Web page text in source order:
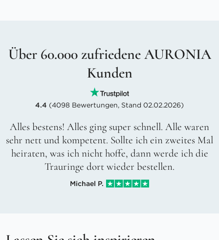
Über 60.000 zufriedene AURONIA
Kunden
4.4 (4098 Bewertungen, Stand 02.02.2026)
Alles bestens! Alles ging super schnell. Alle waren
sehr nett und kompetent. Sollte ich ein zweites Mal
heiraten, was ich nicht hoffe, dann werde ich die
Trauringe dort wieder bestellen.
Michael P.